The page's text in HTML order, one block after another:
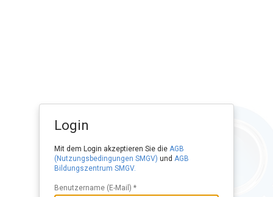
Login
Mit dem Login akzeptieren Sie die AGB
(Nutzungsbedingungen SMGV) und AGB
Bildungszentrum SMGV.
Benutzername (E-Mail) *